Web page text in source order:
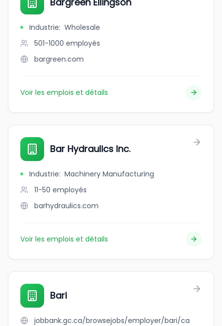
Industrie: Wholesale
501-1000 employés
bargreen.com
Voir les emplois et détails
Bar Hydraulics Inc.
Industrie: Machinery Manufacturing
11-50 employés
barhydraulics.com
Voir les emplois et détails
Bari
jobbank.gc.ca/browsejobs/employer/bari/ca